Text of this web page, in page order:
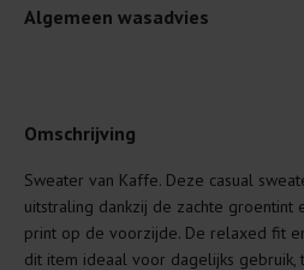
Algemeen wasadvies
Je wilt natuurlijk lang plezier
Daarom geven wij een aantal
Lees altijd eerst even het was-
Omschrijving
Sweater van Kaffe. Deze casual
uitstraling dankzij de zachte
print op de voorzijde. De relaxed fit
dit item ideaal voor dagelijks